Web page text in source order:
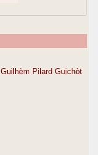
Guilhèm Pilard Guichòt